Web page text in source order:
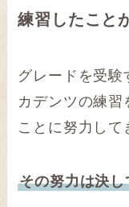
練習したこと
グレードを受験
カデンツの練習
ことに努力して
その努力は決